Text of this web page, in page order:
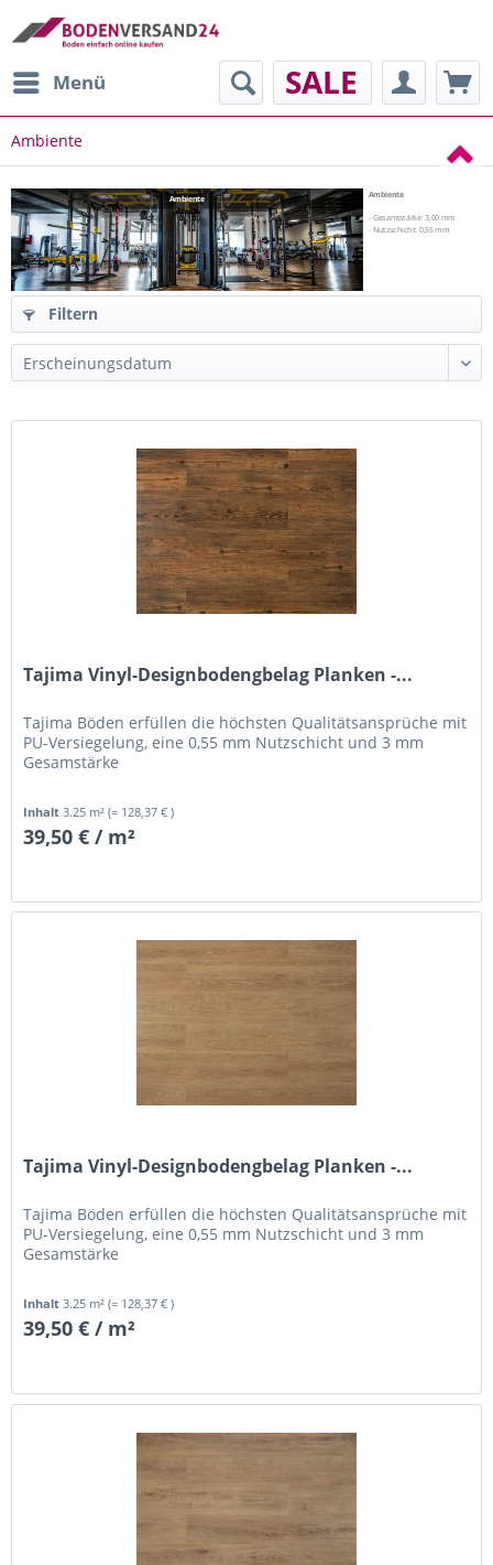
Menü SALE
Ambiente
Ambiente Ambiente
- Gesamtstärke: 3,00 mm
- Nutzschicht: 0,55 mm
Filtern
Tajima Vinyl-Designbodengbelag Planken -...
Tajima Böden erfüllen die höchsten Qualitätsansprüche mit
PU-Versiegelung, eine 0,55 mm Nutzschicht und 3 mm
Gesamstärke
Inhalt 3.25 m²(= 128,37 € )
39,50 € / m²
Tajima Vinyl-Designbodengbelag Planken -...
Tajima Böden erfüllen die höchsten Qualitätsansprüche mit
PU-Versiegelung, eine 0,55 mm Nutzschicht und 3 mm
Gesamstärke
Inhalt3.25 m²(= 128,37 € )
39,50 € / m²